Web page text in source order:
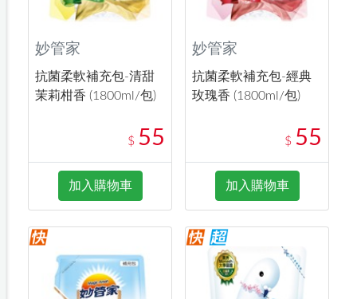
妙管家
抗菌柔軟補充包-清甜
茉莉柑香 (1800ml/包)
$ 55
加入購物車
妙管家
抗菌柔軟補充包-經典
玫瑰香 (1800ml/包)
$ 55
加入購物車